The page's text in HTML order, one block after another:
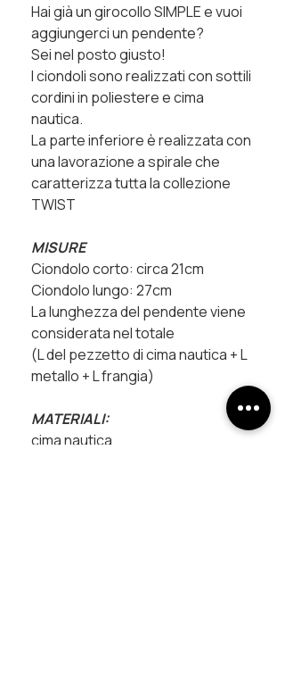
Hai già un girocollo SIMPLE e vuoi
aggiungerci un pendente?
Sei nel posto giusto!
I ciondoli sono realizzati con sottili
cordini in poliestere e cima
nautica.
La parte inferiore è realizzata con
una lavorazione a spirale che
caratterizza tutta la collezione
TWIST
MISURE
Ciondolo corto: circa 21cm
Ciondolo lungo: 27cm
La lunghezza del pendente viene
considerata nel totale
(L del pezzetto di cima nautica + L
metallo + L frangia)
MATERIALI:
cima nautica